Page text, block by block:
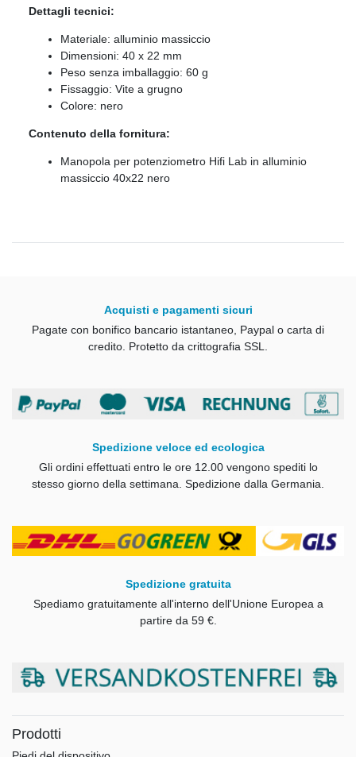
Dettagli tecnici:
Materiale: alluminio massiccio
Dimensioni: 40 x 22 mm
Peso senza imballaggio: 60 g
Fissaggio: Vite a grugno
Colore: nero
Contenuto della fornitura:
Manopola per potenziometro Hifi Lab in alluminio
massiccio 40x22 nero
Acquisti e pagamenti sicuri
Pagate con bonifico bancario istantaneo, Paypal o carta di
credito. Protetto da crittografia SSL.
Spedizione veloce ed ecologica
Gli ordini effettuati entro le ore 12.00 vengono spediti lo
stesso giorno della settimana. Spedizione dalla Germania.
Spedizione gratuita
Spediamo gratuitamente all'interno dell'Unione Europea a
partire da 59 €.
Prodotti